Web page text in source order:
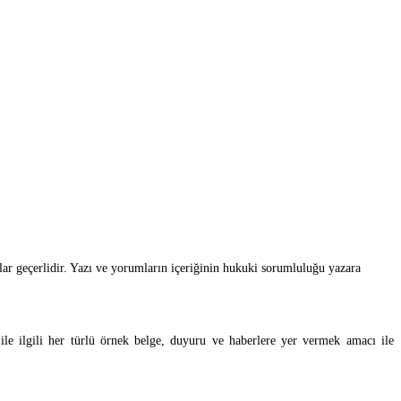
geçerlidir. Yazı ve yorumların içeriğinin hukuki sorumluluğu yazara
ile ilgili her türlü örnek belge, duyuru ve haberlere yer vermek amacı ile